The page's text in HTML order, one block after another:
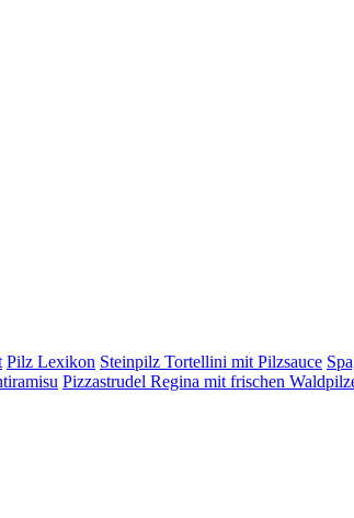
Pilz Lexikon Steinpilz Tortellini mit Pilzsauce
Pizzastrudel Regina mit frischen